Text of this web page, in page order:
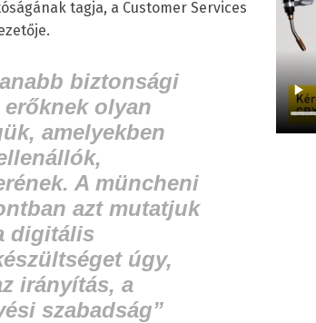
tagja, a Customer Services
biztonsági
olyan
amelyekben
A müncheni
azt mutatjuk
digitális
úgy,
irányítás, a
szabadság”